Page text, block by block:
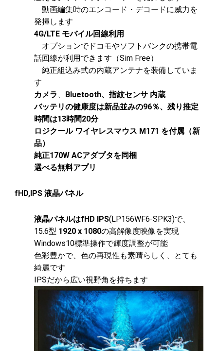
動画編集時のエンコード・デコードに威力を
発揮します
4G/LTE モバイル回線利用
オプションでドコモやソフトバンクの携帯電
話回線が利用できます（Sim Free）
純正組込み式の内蔵アンテナを装備していま
す
カメラ 、 Bluetooth、指紋センサ 内蔵
バッテリの健康度は新品並みの96％、残り推定
時間は13時間20分
ロジクール ワイヤレスマウス M171 を付属（新
品）
純正170W ACアダプタを同梱
選べる無料アプリ
fHD,IPS 液晶パネル
液晶パネルはfHD IPS(LP156WF6-SPK3)で、
15.6型 1920 x 1080の高解像度映像を実現
Windows10標準操作で輝度調整が可能
色彩豊かで、色の再現性も素晴らしく、とても
綺麗です
IPSだから広い視野角を持ちます